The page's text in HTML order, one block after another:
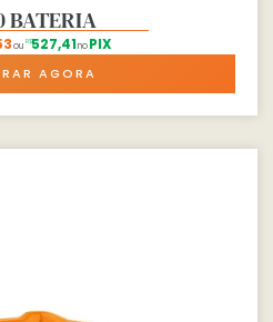
BATERIA
ou R$527,41no PIX
AGORA